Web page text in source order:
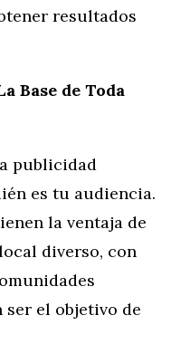
resultados
Base de Toda
publicidad
es tu audiencia.
la ventaja de
diverso, con
ser el objetivo de